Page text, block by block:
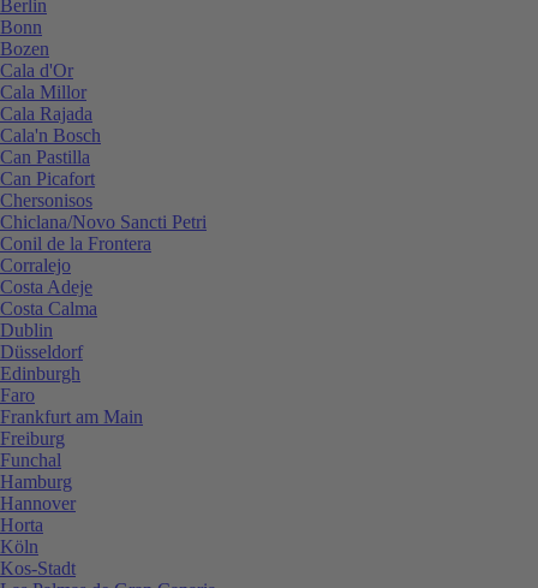
Berlin
Bonn
Bozen
Cala d'Or
Cala Millor
Cala Rajada
Cala'n Bosch
Can Pastilla
Can Picafort
Chersonisos
Chiclana/Novo Sancti Petri
Conil de la Frontera
Corralejo
Costa Adeje
Costa Calma
Dublin
Düsseldorf
Edinburgh
Faro
Frankfurt am Main
Freiburg
Funchal
Hamburg
Hannover
Horta
Köln
Kos-Stadt